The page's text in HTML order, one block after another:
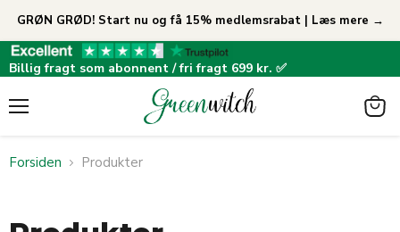
GRØN GRØD! Start nu og få 15% medlemsrabat | Læs mere →
Billig fragt som abonnent / fri fragt 699 kr. ✅
Forsiden Produkter